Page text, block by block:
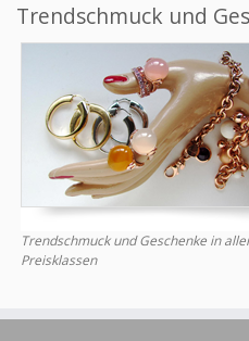
Trendschmuck und
Trendschmuck und Geschenke in
Preisklassen